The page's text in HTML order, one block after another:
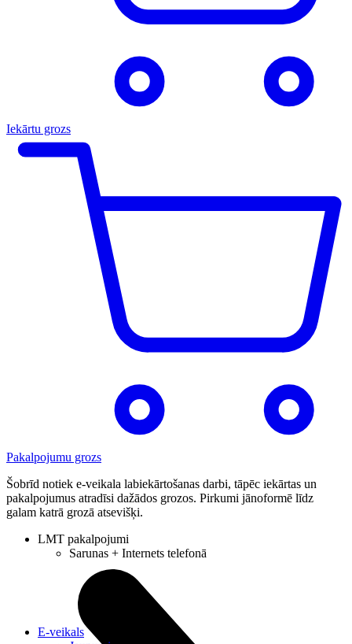
Iekārtu grozs
Pakalpojumu grozs
Šobrīd notiek e-veikala labiekārtošanas darbi, tāpēc iekārtas un
pakalpojumus atradīsi dažādos grozos. Pirkumi jānoformē līdz
galam katrā grozā atsevišķi.
LMT pakalpojumi
Sarunas + Internets telefonā
E-veikals